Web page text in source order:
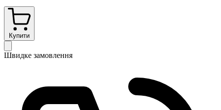
Купити
Швидке замовлення